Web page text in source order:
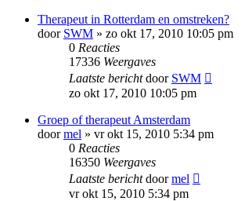
Therapeut in Rotterdam en omstreken?
door SWM » zo okt 17, 2010 10:05 pm
0 Reacties
17336 Weergaves
Laatste berichtdoor SWM
zo okt 17, 2010 10:05 pm
Groep of therapeut Amsterdam
doormel » vr okt 15, 2010 5:34 pm
0 Reacties
16350 Weergaves
Laatste berichtdoormel
vr okt 15, 2010 5:34 pm